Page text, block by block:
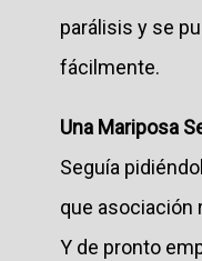
parálisis y se
fácilmente.
Una Mariposa
Seguía
que asociación
Y de pronto